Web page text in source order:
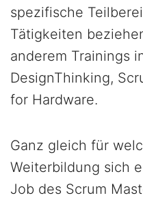
spezifische
Tätigkeiten
anderem Trainings
DesignThinking,
for Hardware.
Ganz gleich für
Weiterbildung sich
Job des Scrum